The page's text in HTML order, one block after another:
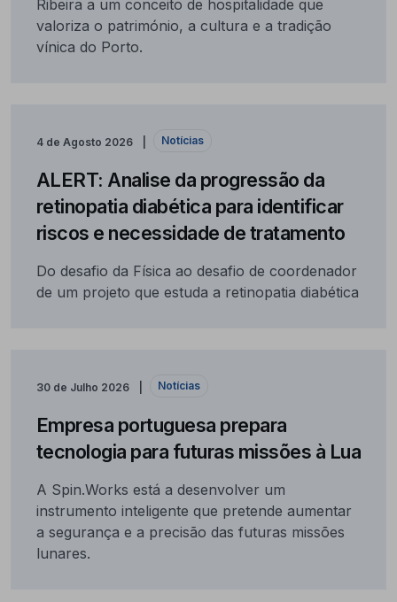
Ribeira a um conceito de hospitalidade que
valoriza o património, a cultura e a tradição
vínica do Porto.
4 de Agosto 2026 Notícias
ALERT: Analise da progressão da
retinopatia diabética para identificar
riscos e necessidade de tratamento
Do desafio da Física ao desafio de coordenador
de um projeto que estuda a retinopatia diabética
30 de Julho 2026 Notícias
Empresa portuguesa prepara
tecnologia para futuras missões à Lua
A Spin.Works está a desenvolver um
instrumento inteligente que pretende aumentar
a segurança e a precisão das futuras missões
lunares.